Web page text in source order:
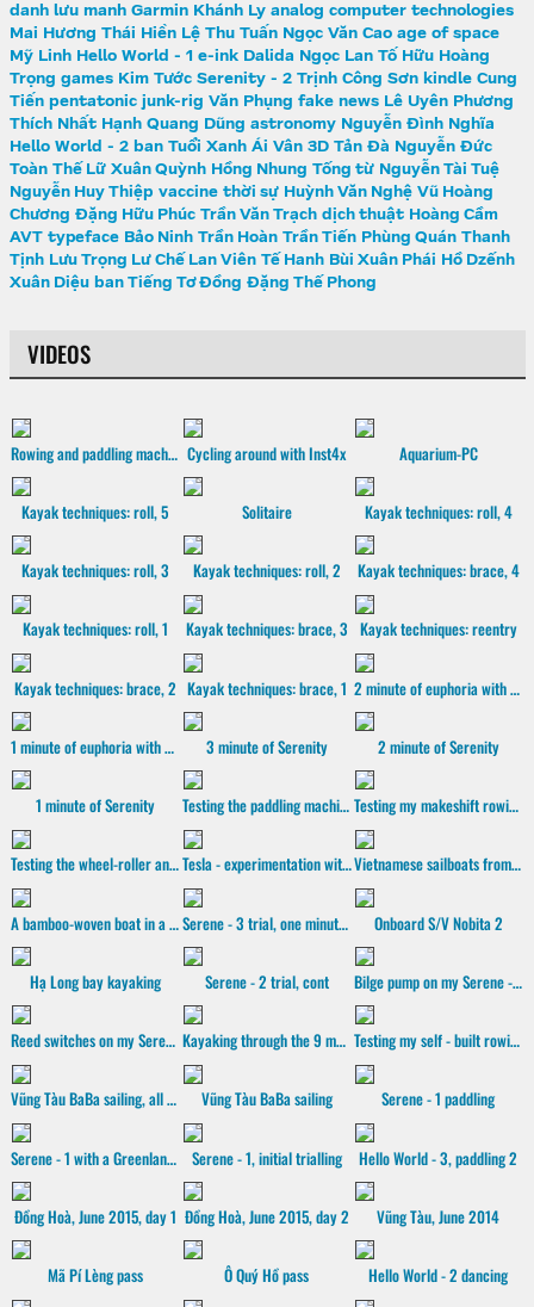
danh lưu manh Garmin Khánh Ly analog computer technologies
Mai Hương Thái Hiền Lệ Thu Tuấn Ngọc Văn Cao age of space
Mỹ Linh Hello World - 1 e-ink Dalida Ngọc Lan Tố Hữu Hoàng
Trọng games Kim Tước Serenity - 2 Trịnh Công Sơn kindle Cung
Tiến pentatonic junk-rig Văn Phụng fake news Lê Uyên Phương
Thích Nhất Hạnh Quang Dũng astronomy Nguyễn Đình Nghĩa
Hello World - 2 ban Tuổi Xanh Ái Vân 3D Tản Đà
Nguyễn Đức
Toàn Thế Lữ Xuân Quỳnh Hồng Nhung Tống từ Nguyễn Tài Tuệ
Nguyễn Huy Thiệp vaccine thời sự Huỳnh Văn Nghệ Vũ Hoàng
Chương Đặng Hữu Phúc Trần Văn Trạch dịch thuật Hoàng Cầm
AVT typeface Bảo Ninh Trần Hoàn Trần Tiến Phùng Quán Thanh
Tịnh Lưu Trọng Lư Chế Lan Viên Tế Hanh Bùi Xuân Phái
Hồ Dzếnh
Xuân Diệu ban Tiếng Tơ Đồng Đặng Thế Phong
VIDEOS
Rowing and paddling machine Cycling around with Inst4x Aquarium-PC
Kayak techniques: roll, 5 Solitaire Kayak techniques: roll, 4
Kayak techniques: roll, 3 Kayak techniques: roll, 2 Kayak techniques: brace, 4
Kayak techniques: roll, 1 Kayak techniques: brace, 3 Kayak techniques: reentry
Kayak techniques: brace, 2 Kayak techniques: brace, 1 2 minute of euphoria with Serenity
1 minute of euphoria with Serenity 3 minute of Serenity 2 minute of Serenity
1 minute of Serenity Testing the paddling machine Testing my makeshift rowing machine
Testing the wheel-roller and the sliding rails Tesla - experimentation with Core Animation Vietnamese sailboats from the old days
A bamboo-woven boat in a gold-plated sunset Serene - 3 trial, one minute of paddling Onboard S/V Nobita 2
Hạ Long bay kayaking Serene - 2 trial, cont Bilge pump on my Serene - 2 kayak
Reed switches on my Serene - 2 kayak Kayaking through the 9 mouths of the Mekong river Testing my self - built rowing machine
Vũng Tàu BaBa sailing, all sails hoisted Vũng Tàu BaBa sailing Serene - 1 paddling
Serene - 1 with a Greenland paddle Serene - 1, initial trialling Hello World - 3, paddling 2
Đồng Hoà, June 2015, day 1 Đồng Hoà, June 2015, day 2 Vũng Tàu, June 2014
Mã Pí Lèng pass Ô Quý Hồ pass Hello World - 2 dancing